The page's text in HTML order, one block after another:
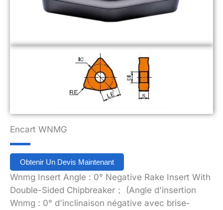
Encart WNMG
Obtenir Un Devis Maintenant
Wnmg Insert Angle : 0° Negative Rake Insert With
Double-Sided Chipbreaker； (Angle d'insertion
Wnmg : 0° d'inclinaison négative avec brise-